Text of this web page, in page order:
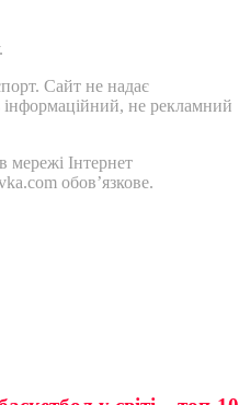
Сайт не надає
інформаційний, не рекламний
мережі Інтернет
обов’язкове.